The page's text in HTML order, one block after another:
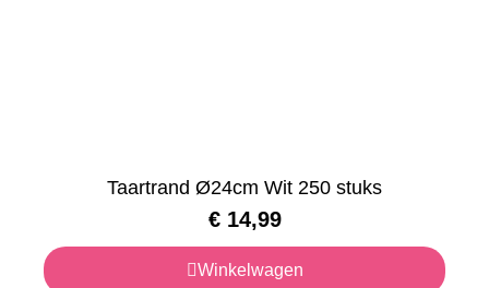
Taartrand Ø24cm Wit 250 stuks
€14,99
Winkelwagen